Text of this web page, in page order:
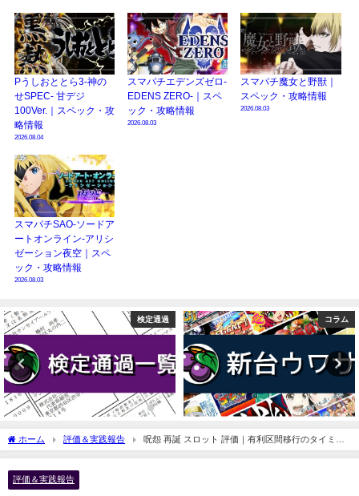
Pうしおととら3-神の
せSPEC- 甘デジ
100Ver.｜スペック・攻
略情報
2026.08.04
スマパチエデンズゼロ-
EDENS ZERO-｜スペ
ック・攻略情報
2026.08.03
スマパチ魔女と野獣｜
スペック・攻略情報
2026.08.03
スマパチSAO-ソードア
ートオンライン-アリシ
ゼーション夜空｜スペ
ック・攻略情報
2026.08.03
コラム ニュース
ホーム 評価＆実践報告
呪怨 再誕 スロット 評価｜有利区間移行のタイミン
グ、赤文字の意味
評価＆実践報告